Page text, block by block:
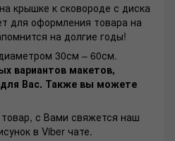
крышке к сковороде с диска
для оформления товара на
на долгие годы!
30см – 60см.
вариантов макетов,
Вас. Также вы можете
с Вами свяжется наш
в Viber чате.